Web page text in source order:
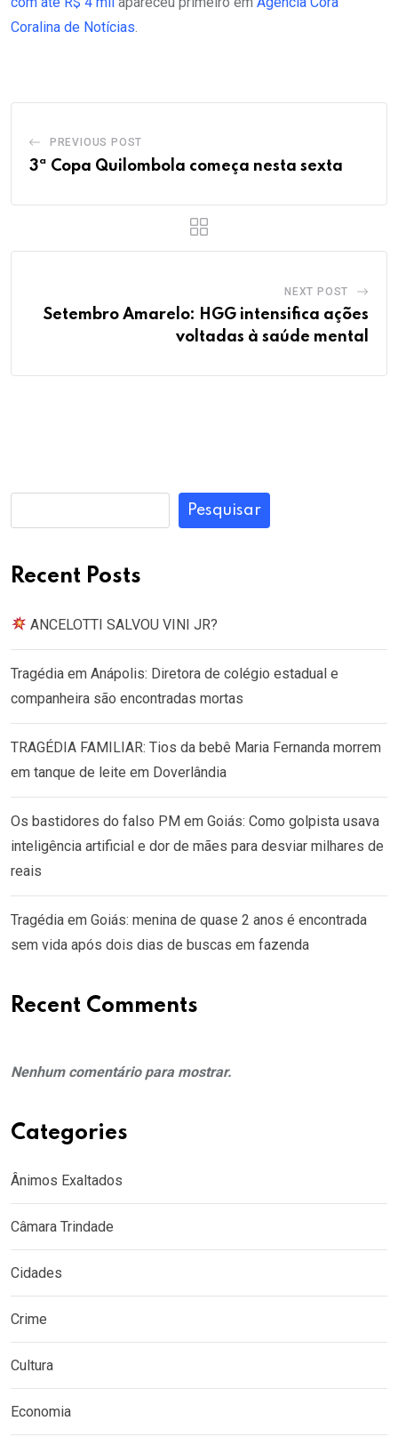
Coralina de Notícias
PREVIOUS POST
3ª Copa Quilombola começa nesta sexta
NEXT POST
Setembro Amarelo: HGG intensifica ações
voltadas à saúde mental
Pesquisar
Recent Posts
ANCELOTTI SALVOU VINI JR?
Tragédia em Anápolis: Diretora de colégio estadual e
companheira são encontradas mortas
TRAGÉDIA FAMILIAR: Tios da bebê Maria Fernanda morrem
em tanque de leite em Doverlândia
Os bastidores do falso PM em Goiás: Como golpista usava
inteligência artificial e dor de mães para desviar milhares de
reais
Tragédia em Goiás: menina de quase 2 anos é encontrada
sem vida após dois dias de buscas em fazenda
Recent Comments
Nenhum comentário para mostrar.
Categories
Ânimos Exaltados
Câmara Trindade
Cidades
Crime
Cultura
Economia